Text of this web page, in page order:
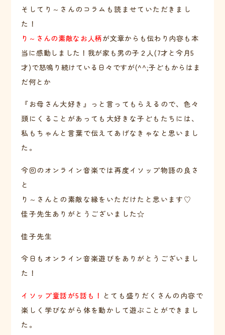
そしてり～さんのコラムも読ませていただきまし
た！
り～さんの素敵なお人柄が文章からも伝わり内容も本
当に感動しました！我が家も男の子２人(7才と今月5
才)で怒鳴り続けている日々ですが(^^;子どもからはま
だ何とか
『お母さん大好き』っと言ってもらえるので、色々
頭にくることがあっても大好きな子どもたちには、
私もちゃんと言葉で伝えてあげなきゃなと思いまし
た。
今回のオンライン音楽では再度イソップ物語の良さ
と
り～さんとの素敵な縁をいただけたと思います♡
佳子先生ありがとうございました☆
佳子先生
今日もオンライン音楽遊びをありがとうございまし
た！
イソップ童話が5話も！ とても盛りだくさんの内容で
楽しく学びながら体を動かして遊ぶことができまし
た。